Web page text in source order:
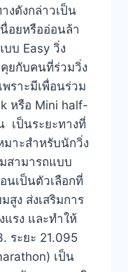
งดังกล่าวเป็น
อยหรืออ่อนล้า
บ Easy วิ่ง
ยกับคนที่ร่วมวิ่ง
ราะมีเพื่อนร่วม
หรือ Mini half-
เป็นระยะทางที่
มาะสำหรับนักวิ่ง
สามารถแบบ
นเป็นตัวเลือกที่
สูง ส่งเสริมการ
แรง และทำให้
ระยะ 21.095
เป็น